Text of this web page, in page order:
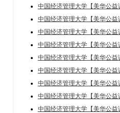
中国经济管理大学【美华公
中国经济管理大学【美华公
中国经济管理大学【美华公
中国经济管理大学【美华公
中国经济管理大学【美华公
中国经济管理大学【美华公
中国经济管理大学【美华公
中国经济管理大学【美华公
中国经济管理大学【美华公益